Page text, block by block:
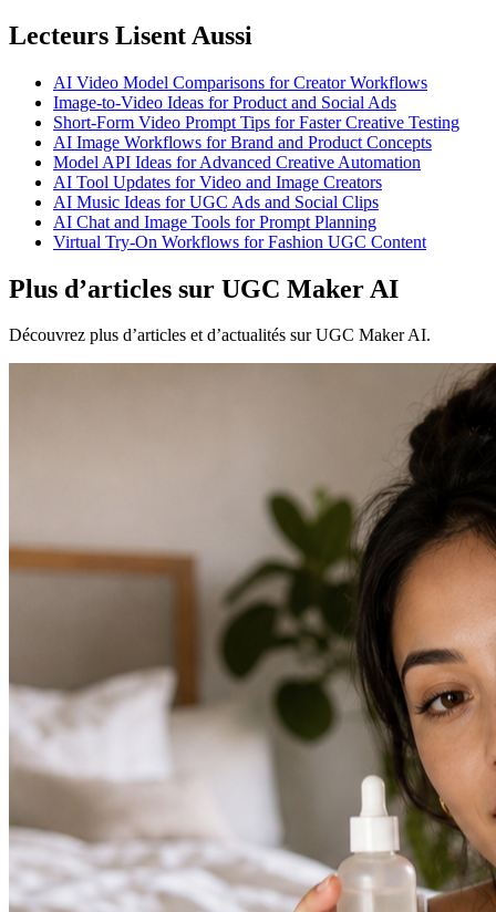
Lecteurs Lisent Aussi
AI Video Model Comparisons for Creator Workflows
Image-to-Video Ideas for Product and Social Ads
Short-Form Video Prompt Tips for Faster Creative Testing
AI Image Workflows for Brand and Product Concepts
Model API Ideas for Advanced Creative Automation
AI Tool Updates for Video and Image Creators
AI Music Ideas for UGC Ads and Social Clips
AI Chat and Image Tools for Prompt Planning
Virtual Try-On Workflows for Fashion UGC Content
Plus d’articles sur UGC Maker AI
Découvrez plus d’articles et d’actualités sur UGC Maker AI.